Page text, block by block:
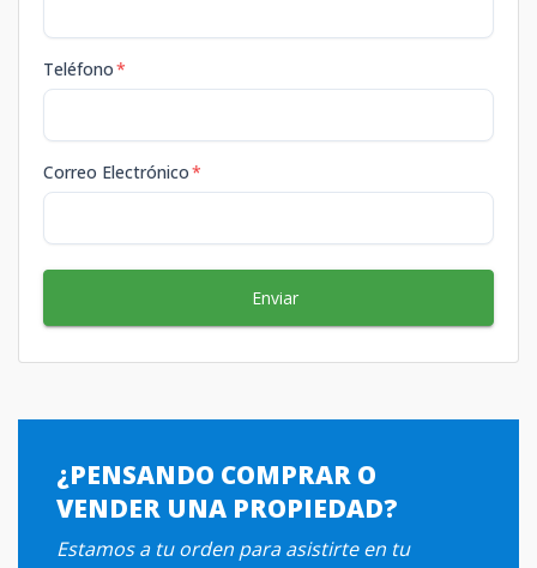
Teléfono*
Correo Electrónico*
Enviar
¿PENSANDO COMPRAR O
VENDER UNA PROPIEDAD?
Estamos a tu orden para asistirte en tu